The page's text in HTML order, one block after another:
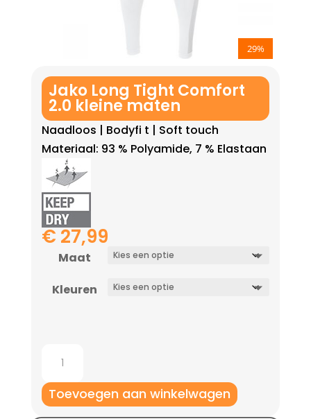
29%
Jako Long Tight Comfort
2.0 kleine maten
Naadloos | Bodyfi t | Soft touch
Materiaal: 93 % Polyamide, 7 % Elastaan
€ 27,99
Maat
Kleuren
Long
Tight
Comfort
Toevoegen aan winkelwagen